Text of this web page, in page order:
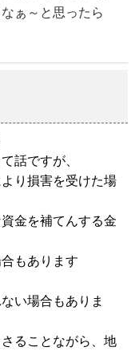
ぁ～と思ったら
話ですが、
り損害を受けた場
金を補てんする金
もあります
い場合もありま
ることながら、地